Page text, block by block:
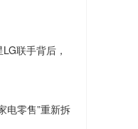
联手背后，
电零售”重新拆